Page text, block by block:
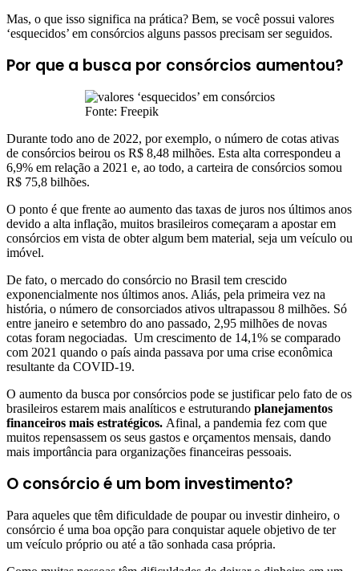
Mas, o que isso significa na prática? Bem, se você possui valores
‘esquecidos’ em consórcios alguns passos precisam ser seguidos.
Por que a busca por consórcios aumentou?
Fonte: Freepik
Durante todo ano de 2022, por exemplo, o número de cotas ativas
de consórcios beirou os R$ 8,48 milhões. Esta alta correspondeu a
6,9% em relação a 2021 e, ao todo, a carteira de consórcios somou
R$ 75,8 bilhões.
O ponto é que frente ao aumento das taxas de juros nos últimos anos
devido a alta inflação, muitos brasileiros começaram a apostar em
consórcios em vista de obter algum bem material, seja um veículo ou
imóvel.
De fato, o mercado do consórcio no Brasil tem crescido
exponencialmente nos últimos anos. Aliás, pela primeira vez na
história, o número de consorciados ativos ultrapassou 8 milhões. Só
entre janeiro e setembro do ano passado, 2,95 milhões de novas
cotas foram negociadas. Um crescimento de 14,1% se comparado
com 2021 quando o país ainda passava por uma crise econômica
resultante da COVID-19.
O aumento da busca por consórcios pode se justificar pelo fato de os
brasileiros estarem mais analíticos e estruturando planejamentos
financeiros mais estratégicos. Afinal, a pandemia fez com que
muitos repensassem os seus gastos e orçamentos mensais, dando
mais importância para organizações financeiras pessoais.
O consórcio é um bom investimento?
Para aqueles que têm dificuldade de poupar ou investir dinheiro, o
consórcio é uma boa opção para conquistar aquele objetivo de ter
um veículo próprio ou até a tão sonhada casa própria.